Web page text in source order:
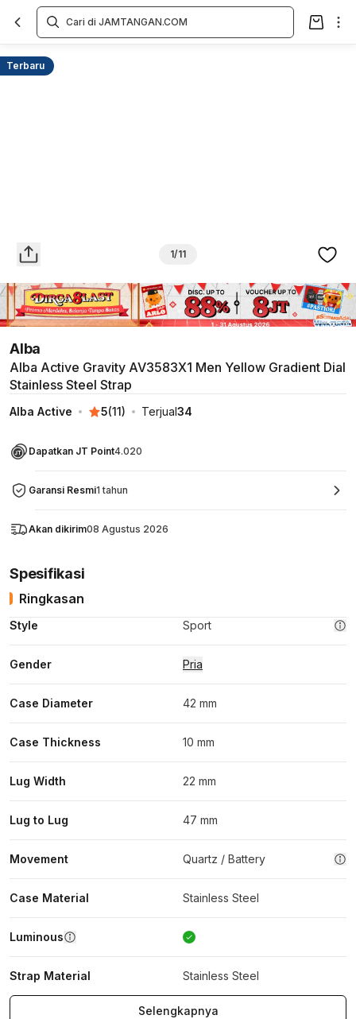
Terbaru
1/11
Alba
Alba Active Gravity AV3583X1 Men Yellow Gradient Dial
Stainless Steel Strap
Alba Active 5(11) Terjual34
Dapatkan JT Point4.020
Garansi Resmi1 tahun
Akan dikirim08 Agustus 2026
Overview
Spesifikasi
Ringkasan
Style Sport
Gender Pria
Case Diameter 42 mm
Case Thickness 10 mm
Lug Width 22 mm
Lug to Lug 47 mm
Movement Quartz / Battery
Case Material Stainless Steel
Luminous
Strap Material Stainless Steel
Selengkapnya